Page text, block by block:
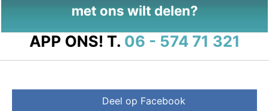
met ons wilt delen?
APP ONS! T. 06 - 574 71 321
Deel op Facebook